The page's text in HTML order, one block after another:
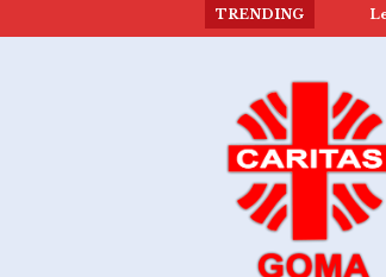
TRENDING